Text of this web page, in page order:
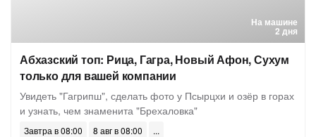
На машине
2 дня
Абхазский топ: Рица, Гагра, Новый Афон, Сухум
только для вашей компании
Увидеть "Гагрипш", сделать фото у Псырцхи и озёр в горах
и узнать, чем знаменита "Брехаловка"
Завтра в 08:00
8 авг в 08:00